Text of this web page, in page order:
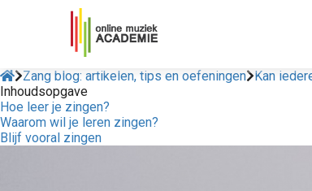
Zang blog: artikelen, tips en oefeningen
Kan
Inhoudsopgave
Hoe leer je zingen?
Waarom wil je leren zingen?
Blijf vooral zingen